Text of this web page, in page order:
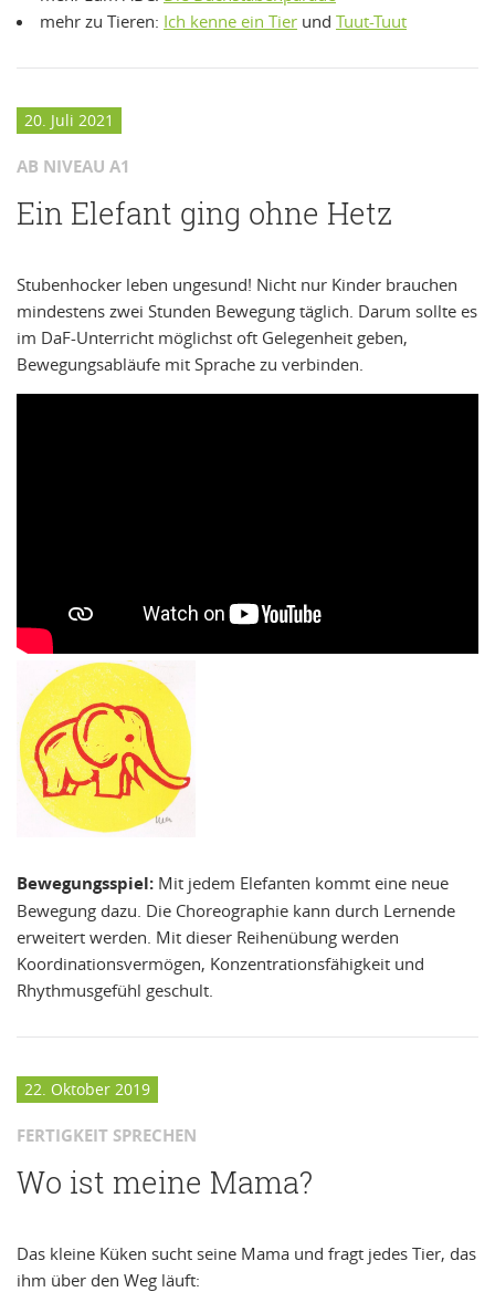
mehr zu Tieren: Ich kenne ein Tier und Tuut-Tuut
20. Juli 2021
AB NIVEAU A1
Ein Elefant ging ohne Hetz
Stubenhocker leben ungesund! Nicht nur Kinder brauchen
mindestens zwei Stunden Bewegung täglich. Darum sollte es
im DaF-Unterricht möglichst oft Gelegenheit geben,
Bewegungsabläufe mit Sprache zu verbinden.
Bewegungsspiel: Mit jedem Elefanten kommt eine neue
Bewegung dazu. Die Choreographie kann durch Lernende
erweitert werden. Mit dieser Reihenübung werden
Koordinationsvermögen, Konzentrationsfähigkeit und
Rhythmusgefühl geschult.
22. Oktober 2019
FERTIGKEIT SPRECHEN
Wo ist meine Mama?
Das kleine Küken sucht seine Mama und fragt jedes Tier, das
ihm über den Weg läuft: